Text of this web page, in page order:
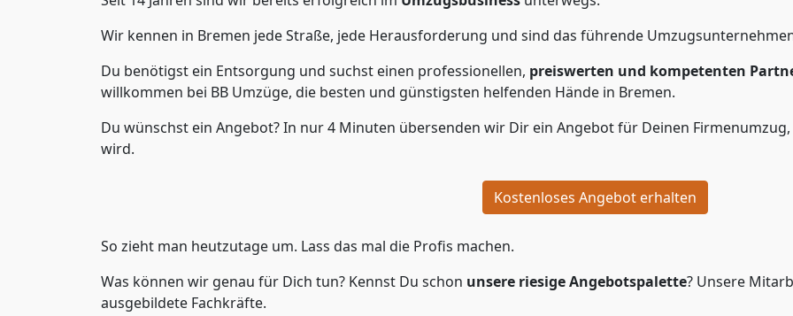
Wir kennen in Bremen jede Straße, jede Herausforderung und sind das führende
Du benötigst ein Entsorgung und suchst einen professionellen, preiswerten und kompetenten
willkommen bei BB Umzüge, die besten und günstigsten helfenden Hände in Bremen.
Du wünschst ein Angebot? In nur 4 Minuten übersenden wir Dir ein Angebot für Deinen
wird.
Kostenloses Angebot erhalten
So zieht man heutzutage um. Lass das mal die Profis machen.
Was können wir genau für Dich tun? Kennst Du schon unsere riesige Angebotspalette? Unsere
ausgebildete Fachkräfte.